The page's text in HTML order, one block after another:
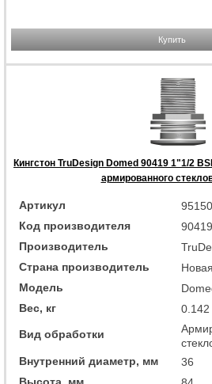
Купить
Кингстон TruDesign Domed 90419 1"1/2
армированного
Артикул
Код производителя
90419
Производитель
Страна производитель
Модель
Вес, кг
0.142
Вид обработки
Внутренний диаметр, мм
36